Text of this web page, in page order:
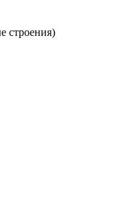
строения)